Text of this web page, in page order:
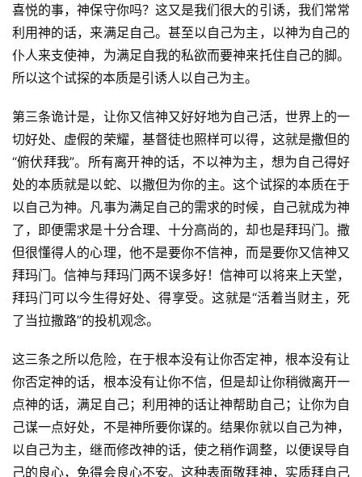
喜悦的事，神保守你吗？这又是我们很大的引诱，我们常常
利用神的话，来满足自己。甚至以自己为主，以神为自己的
仆人来支使神，为满足自我的私欲而要神来托住自己的脚。
所以这个试探的本质是引诱人以自己为主。
第三条诡计是，让你又信神又好好地为自己活，世界上的一
切好处、虚假的荣耀，基督徒也照样可以得，这就是撒但的
“俯伏拜我”。所有离开神的话，不以神为主，想为自己得好
处的本质就是以蛇、以撒但为你的主。这个试探的本质在于
以自己为神。凡事为满足自己的需求的时候，自己就成为神
了，即便需求是十分合理、十分高尚的，却也是拜玛门。撒
但很懂得人的心理，他不是要你不信神，而是要你又信神又
拜玛门。信神与拜玛门两不误多好！信神可以将来上天堂，
拜玛门可以今生得好处、得享受。这就是“活着当财主，死
了当拉撒路”的投机观念。
这三条之所以危险，在于根本没有让你否定神，根本没有让
你否定神的话，根本没有让你不信，但是却让你稍微离开一
点神的话，满足自己；利用神的话让神帮助自己；让你为自
己谋一点好处，不是神所要你谋的。结果你就以自己为神，
以自己为主，继而修改神的话，使之稍作调整，以便误导自
己的良心，免得会良心不安。这种表面敬拜神，实质拜自己